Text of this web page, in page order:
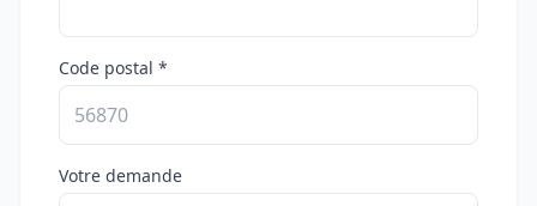
Code postal *
Votre demande